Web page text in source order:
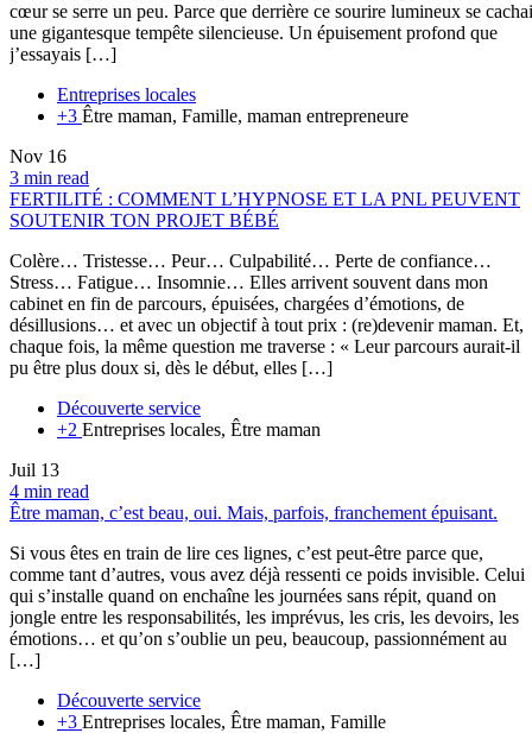
cœur se serre un peu. Parce que derrière ce sourire lumineux se
une gigantesque tempête silencieuse. Un épuisement profond que
j’essayais […]
Entreprises locales
+3 Être maman, Famille, maman entrepreneure
Nov 16
3 min read
FERTILITÉ : COMMENT L’HYPNOSE ET LA PNL PEUVENT
SOUTENIR TON PROJET BÉBÉ
Colère… Tristesse… Peur… Culpabilité… Perte de confiance…
Stress… Fatigue… Insomnie… Elles arrivent souvent dans mon
cabinet en fin de parcours, épuisées, chargées d’émotions, de
désillusions… et avec un objectif à tout prix : (re)devenir maman. Et,
chaque fois, la même question me traverse : « Leur parcours aurait-il
pu être plus doux si, dès le début, elles […]
Découverte service
+2 Entreprises locales, Être maman
Juil 13
4 min read
Être maman, c’est beau, oui. Mais, parfois, franchement épuisant.
Si vous êtes en train de lire ces lignes, c’est peut-être parce que,
comme tant d’autres, vous avez déjà ressenti ce poids invisible. Celui
qui s’installe quand on enchaîne les journées sans répit, quand on
jongle entre les responsabilités, les imprévus, les cris, les devoirs, les
émotions… et qu’on s’oublie un peu, beaucoup, passionnément au
[…]
Découverte service
+3 Entreprises locales, Être maman, Famille